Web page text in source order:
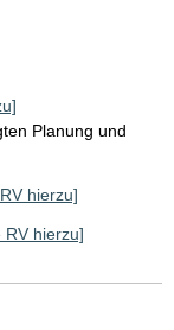
Planung und
hierzu]
RV hierzu]